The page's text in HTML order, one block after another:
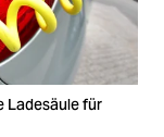
Ladesäule für